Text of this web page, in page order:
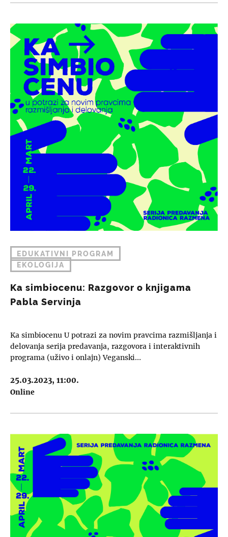
EDUKATIVNI PROGRAM
EKOLOGIJA
Ka simbiocenu: Razgovor o knjigama
Pabla Servinja
Ka simbiocenu U potrazi za novim pravcima razmišljanja i
delovanja serija predavanja, razgovora i interaktivnih
programa (uživo i onlajn) Veganski…
25.03.2023, 11:00.
Online